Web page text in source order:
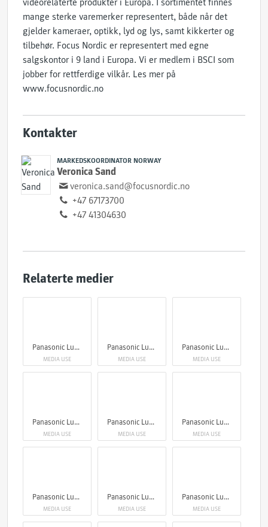
videorelaterte produkter i Europa. I sortimentet finnes
mange sterke varemerker representert, både når det
gjelder kameraer, optikk, lyd og lys, samt kikkerter og
tilbehør. Focus Nordic er representert med egne
salgskontor i 9 land i Europa. Vi er medlem i BSCI som
jobber for rettferdige vilkår. Les mer på ​
www.focusnordic.no
Kontakter
MARKEDSKOORDINATOR NORWAY
Veronica Sand
veronica.sand@focusnordic.no
+47 67173700
+47 41304630
Relaterte medier
Panasonic Lumix S1RII
MEDIA USE
Panasonic Lumix S1RII
MEDIA USE
Panasonic Lumix S1RII
MEDIA USE
Panasonic Lumix S1RII
MEDIA USE
Panasonic Lumix S1RII
MEDIA USE
Panasonic Lumix S1RII
MEDIA USE
Panasonic Lumix S1RII
MEDIA USE
Panasonic Lumix S1RII
MEDIA USE
Panasonic Lumix S1RII
MEDIA USE